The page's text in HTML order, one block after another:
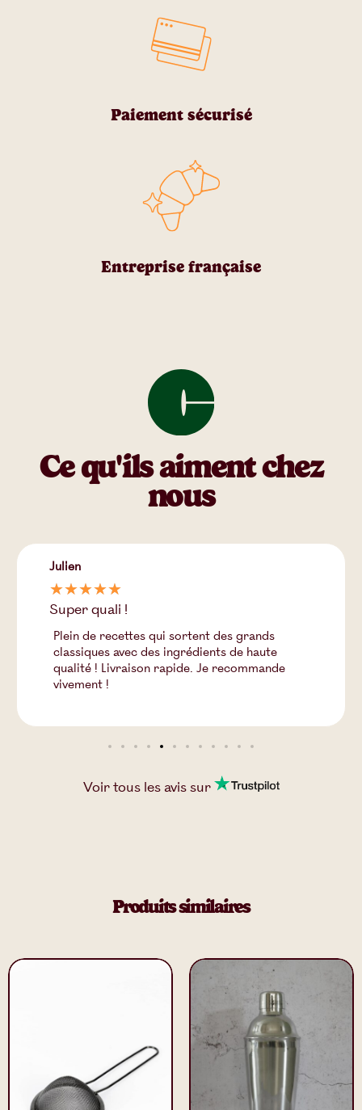
Paiement sécurisé
Entreprise française
Ce qu'ils aiment chez
nous
Julien
☆☆☆☆☆
Super quali !
Plein de recettes qui sortent des grands
classiques avec des ingrédients de haute
qualité ! Livraison rapide. Je recommande
vivement !
Voir tous lesavissur
Produits similaires